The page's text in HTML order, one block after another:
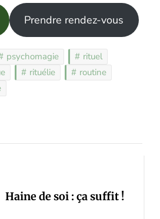
Prendre rendez-vous
psychomagie
rituel
rituélie
routine
Haine de soi : ça suffit !